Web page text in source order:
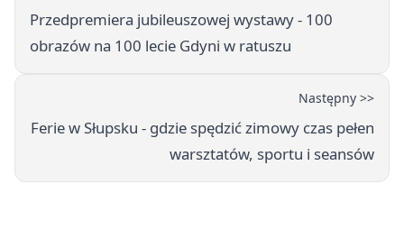
Przedpremiera jubileuszowej wystawy - 100
obrazów na 100 lecie Gdyni w ratuszu
Następny >>
Ferie w Słupsku - gdzie spędzić zimowy czas pełen
warsztatów, sportu i seansów